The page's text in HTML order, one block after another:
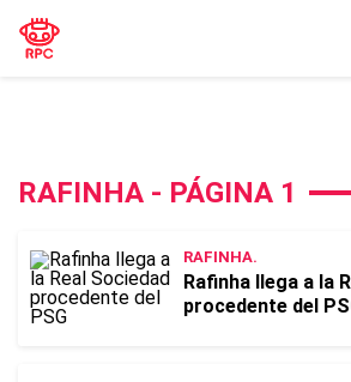
RAFINHA - PÁGINA 1
RAFINHA.
Rafinha llega a la
procedente del